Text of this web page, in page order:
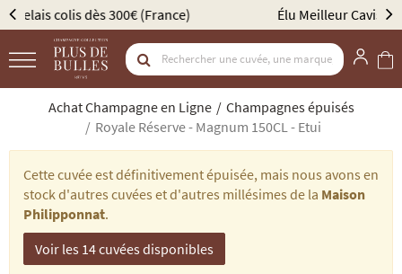
Élu Meilleur Caviste Champagne par Gault & Millau
Achat Champagne en Ligne
Champagnes épuisés
Royale Réserve - Magnum 150CL - Etui
Cette cuvée est définitivement épuisée, mais nous avons en
stock d'autres cuvées et d'autres millésimes de la Maison
Philipponnat.
Voir les 14 cuvées disponibles